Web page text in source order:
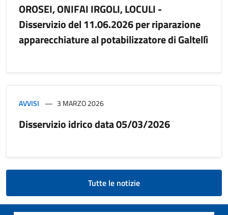
OROSEI, ONIFAI IRGOLI, LOCULI -
Disservizio del 11.06.2026 per riparazione
apparecchiature al potabilizzatore di Galtellì
AVVISI 3 MARZO 2026
Disservizio idrico data 05/03/2026
Tutte le notizie